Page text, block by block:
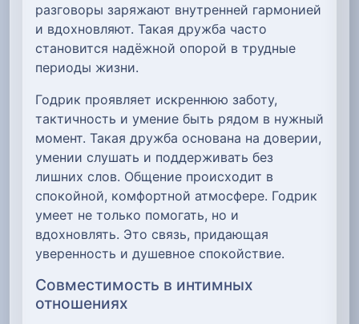
разговоры заряжают внутренней гармонией
и вдохновляют. Такая дружба часто
становится надёжной опорой в трудные
периоды жизни.
Годрик проявляет искреннюю заботу,
тактичность и умение быть рядом в нужный
момент. Такая дружба основана на доверии,
умении слушать и поддерживать без
лишних слов. Общение происходит в
спокойной, комфортной атмосфере. Годрик
умеет не только помогать, но и
вдохновлять. Это связь, придающая
уверенность и душевное спокойствие.
Совместимость в интимных
отношениях